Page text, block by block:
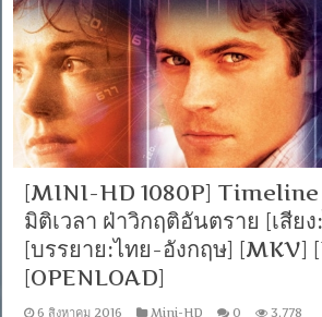
[MINI-HD 1080P] Timeline
มิติเวลา ฝ่าวิกฤติอันตราย [เสีย
[บรรยาย:ไทย-อังกฤษ] [MKV]
[OPENLOAD]
6 สิงหาคม 2016 Mini-HD 0 3,778